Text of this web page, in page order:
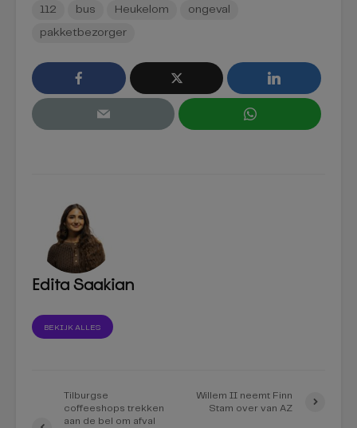
112 bus Heukelom ongeval
pakketbezorger
Edita Saakian
BEKIJK ALLES
Tilburgse
coffeeshops trekken
aan de bel om afval
Willem II neemt Finn
Stam over van AZ